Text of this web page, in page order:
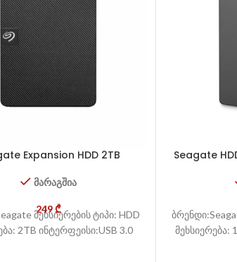
Expansion HDD 2TB
მარაგშია
249₾
მეხსიერების ტიპი: HDD
2TB ინტერფეისი:USB 3.0
Seagate
მეხსიერება: